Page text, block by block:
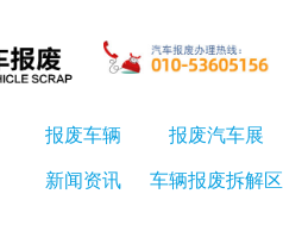
报废车辆
报废汽车展
新闻资讯
车辆报废拆解区